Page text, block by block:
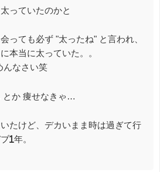
っていたのかと
っても必ず "太ったね" と言われ、
本当に太っていた。。
んなさい笑
か 痩せなきゃ…
たけど、デカいまま時は過ぎて行
1年。